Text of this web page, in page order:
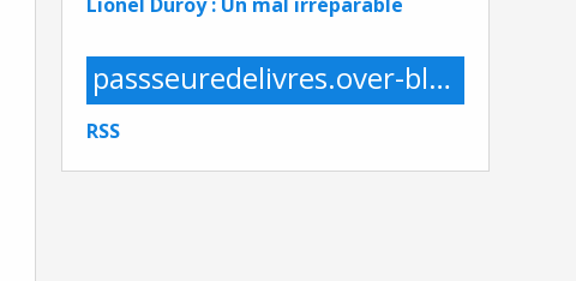
passseuredelivres.over-blog.com
RSS